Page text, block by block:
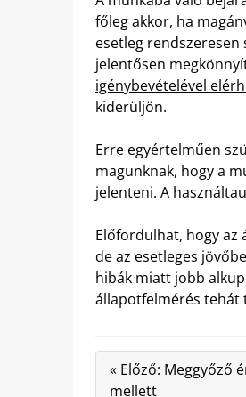
főleg akkor, ha
esetleg rendszeresen
jelentősen
igénybevételével
kiderüljön.
Erre egyértelműen
magunknak, hogy a
jelenteni. A
Előfordulhat, hogy az
de az esetleges
hibák miatt jobb
állapotfelmérés tehát
« Előző: Meggyőző
mellett